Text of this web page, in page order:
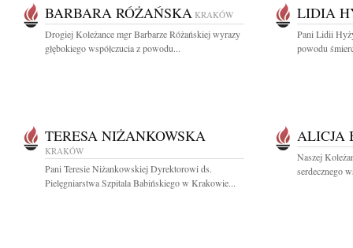
BARBARA RÓŻAŃSKA KRAKÓW
Drogiej Koleżance mgr Barbarze Różańskiej wyrazy
głębokiego współczucia z powodu...
LIDIA
Pani Lidii
powodu
TERESA NIŻANKOWSKA
KRAKÓW
Pani Teresie Niżankowskiej Dyrektorowi ds.
Pielęgniarstwa Szpitala Babińskiego w Krakowie...
ALICJA
Naszej
serdecznego